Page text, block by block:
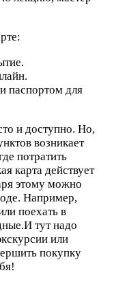
паспортом для
и доступно. Но,
возникает
потратить
карта действует
этому можно
Например,
поехать в
тут надо
или
покупку